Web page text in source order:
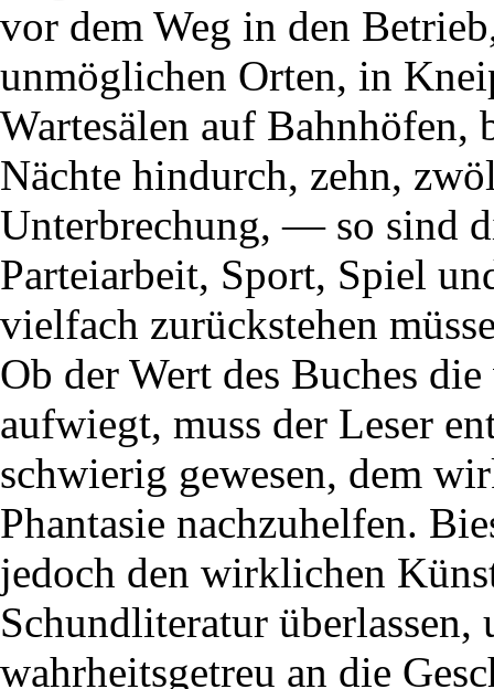
vor dem Weg in den
unmöglichen Orten, in
Wartesälen auf
Nächte hindurch, zehn,
Unterbrechung, — so sind
Parteiarbeit, Sport, Spiel
vielfach zurückstehen
Ob der Wert des Buches
aufwiegt, muss der Leser
schwierig gewesen, dem
Phantasie nachzuhelfen.
jedoch den wirklichen
Schundliteratur
wahrheitsgetreu an die